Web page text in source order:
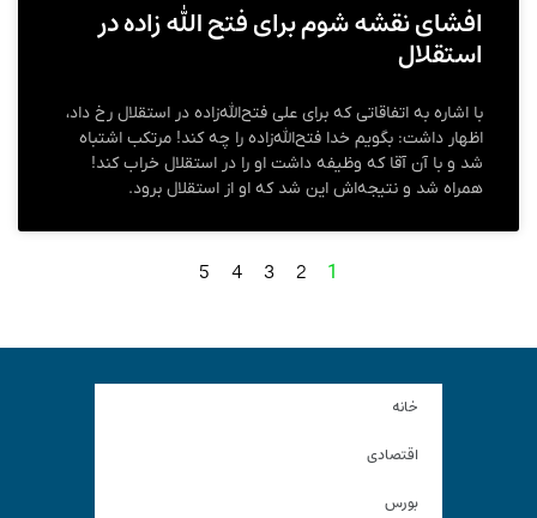
افشای نقشه شوم برای فتح الله زاده در
استقلال
با اشاره به اتفاقاتی که برای علی فتح‌الله‌زاده در استقلال رخ داد،
اظهار داشت: بگویم خدا فتح‌الله‌زاده را چه کند! مرتکب اشتباه
شد و با آن آقا که وظیفه داشت او را در استقلال خراب کند!
همراه شد و نتیجه‌اش این شد که او از استقلال برود.
1
2
3
4
5
خانه
اقتصادی
بورس